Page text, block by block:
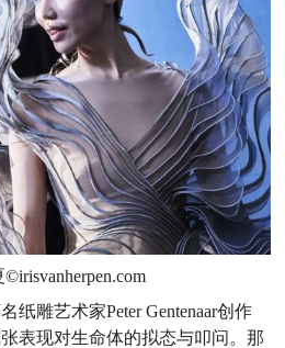
纸雕艺术家Peter Gentenaar创作
表现对生命体的拟态与叩问。那